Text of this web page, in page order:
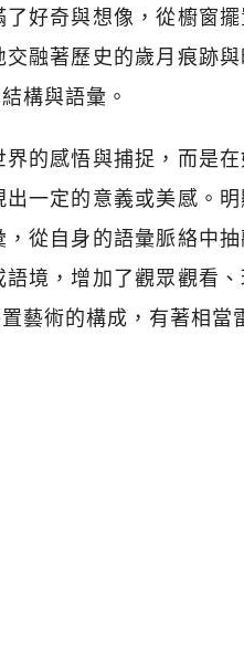
好奇與想像，從櫥窗
融著歷史的歲月痕跡
構與語彙。
的感悟與捕捉，而是
一定的意義或美感。
從自身的語彙脈絡中
境，增加了觀眾觀看
藝術的構成，有著相當